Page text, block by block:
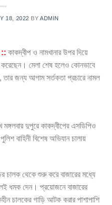
18, 2022 BY ADMIN
:: কাকদ্বীপ ও নামখানার উপর দিয়ে
করেছেন। মেলা শেষ হলেও কোনভাবে
জন্য আগাম সর্তকতা প্রচারে নামল
দুপুরে কাকদ্বীপের এসডিপিও
বাহিনী বিশেষ অভিযান চালায়
চালক থেকে শুরু করে বাজারের মধ্যে
ধমক দেন। প্রয়োজনে বাজারের
চালকের গাড়ি আটক করার পাশাপাশি